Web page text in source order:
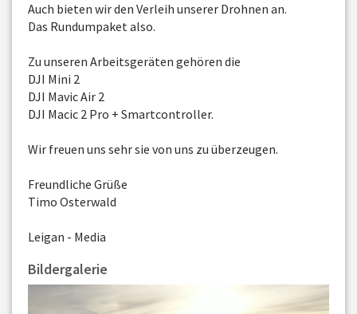
Auch bieten wir den Verleih unserer Drohnen an.
Das Rundumpaket also.
Zu unseren Arbeitsgeräten gehören die
DJI Mini 2
DJI Mavic Air 2
DJI Macic 2 Pro + Smartcontroller.
Wir freuen uns sehr sie von uns zu überzeugen.
Freundliche Grüße
Timo Osterwald
Leigan - Media
Bildergalerie